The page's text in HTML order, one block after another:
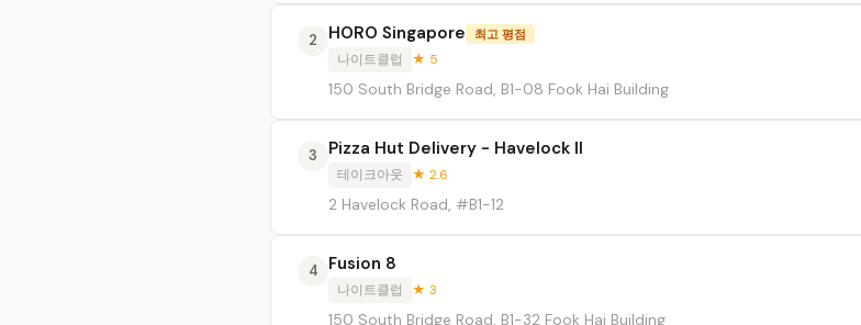
2 HORO Singapore 최고 평점
나이트클럽 ★ 5
150 South Bridge Road, B1-08 Fook Hai Building
3 Pizza Hut Delivery - Havelock II
테이크아웃 ★ 2.6
2 Havelock Road, #B1-12
4 Fusion 8
나이트클럽 ★ 3
150 South Bridge Road, B1-32 Fook Hai Building